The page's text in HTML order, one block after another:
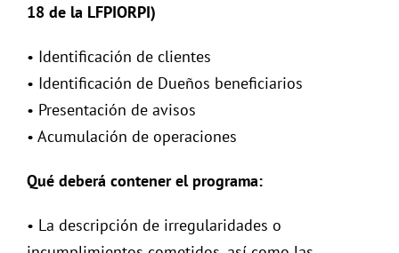
18 de la LFPIORPI)
• Identificación de clientes
• Identificación de Dueños beneficiarios
• Presentación de avisos
• Acumulación de operaciones
Qué deberá contener el programa:
• La descripción de irregularidades o